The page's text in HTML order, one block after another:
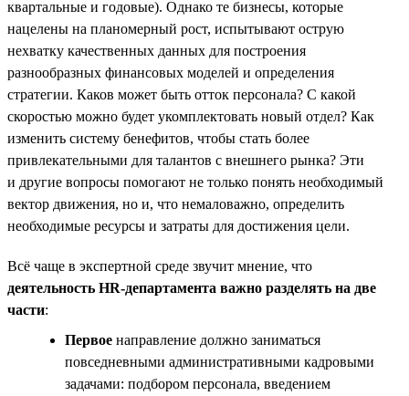
квартальные и годовые). Однако те бизнесы, которые
нацелены на планомерный рост, испытывают острую
нехватку качественных данных для построения
разнообразных финансовых моделей и определения
стратегии. Каков может быть отток персонала? С какой
скоростью можно будет укомплектовать новый отдел? Как
изменить систему бенефитов, чтобы стать более
привлекательными для талантов с внешнего рынка? Эти
и другие вопросы помогают не только понять необходимый
вектор движения, но и, что немаловажно, определить
необходимые ресурсы и затраты для достижения цели.
Всё чаще в экспертной среде звучит мнение, что
деятельность HR-департамента важно разделять на две
части:
Первое направление должно заниматься
повседневными административными кадровыми
задачами: подбором персонала, введением